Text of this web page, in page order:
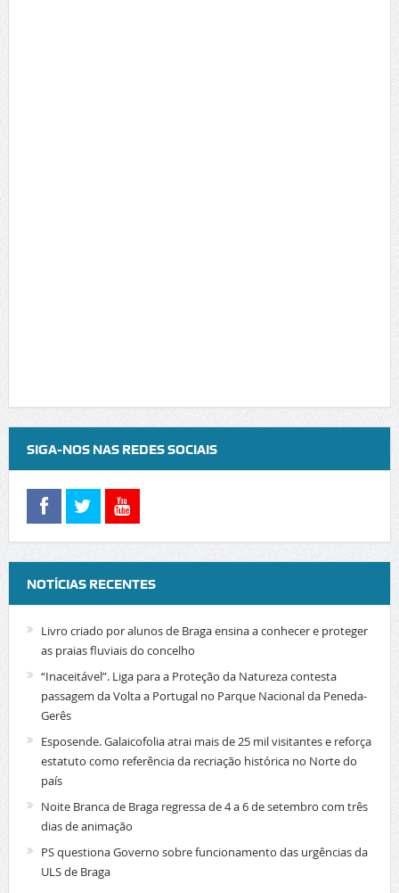
SIGA-NOS NAS REDES SOCIAIS
NOTÍCIAS RECENTES
Livro criado por alunos de Braga ensina a conhecer e proteger
as praias fluviais do concelho
“Inaceitável”. Liga para a Proteção da Natureza contesta
passagem da Volta a Portugal no Parque Nacional da Peneda-
Gerês
Esposende. Galaicofolia atrai mais de 25 mil visitantes e reforça
estatuto como referência da recriação histórica no Norte do
país
Noite Branca de Braga regressa de 4 a 6 de setembro com três
dias de animação
PS questiona Governo sobre funcionamento das urgências da
ULS de Braga